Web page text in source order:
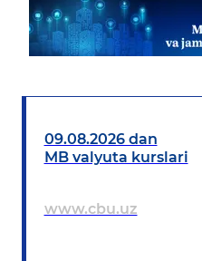
09.08.2026 dan
MB valyuta kurslari
www.cbu.uz